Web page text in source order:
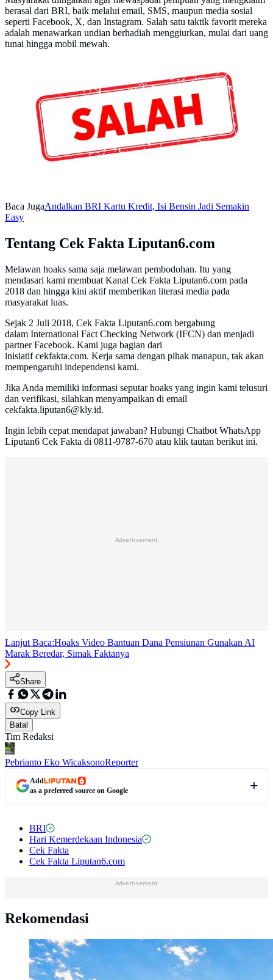
berasal dari BRI, baik melalui email, SMS, maupun media sosial
seperti Facebook, X, dan Instagram. Salah satu taktik favorit mereka
adalah menawarkan undian berhadiah menggiurkan, mulai dari uang
tunai hingga mobil mewah.
Baca JugaAndalkan BRI Kartu Kredit, Isi Bensin Jadi Semakin
Easy
Tentang Cek Fakta Liputan6.com
Melawan hoaks sama saja melawan pembodohan. Itu yang
mendasari kami membuat Kanal Cek Fakta Liputan6.com pada
2018 dan hingga kini aktif memberikan literasi media pada
masyarakat luas.
Sejak 2 Juli 2018, Cek Fakta Liputan6.com bergabung
dalam International Fact Checking Network (IFCN) dan menjadi
partner Facebook. Kami juga bagian dari
inisiatif cekfakta.com. Kerja sama dengan pihak manapun, tak akan
mempengaruhi independensi kami.
Jika Anda memiliki informasi seputar hoaks yang ingin kami telusuri
dan verifikasi, silahkan menyampaikan di email
cekfakta.liputan6@kly.id.
Ingin lebih cepat mendapat jawaban? Hubungi Chatbot WhatsApp
Liputan6 Cek Fakta di 0811-9787-670 atau klik tautan berikut ini.
Advertisement
Lanjut Baca:Hoaks Video Bantuan Dana Pensiunan Gunakan AI
Marak Beredar, Simak Faktanya
Share
Copy Link
Batal
Tim Redaksi
Pebrianto Eko WicaksonoReporter
Add
as a preferred source on Google
BRI
Hari Kemerdekaan Indonesia
Cek Fakta
Cek Fakta Liputan6.com
Advertisement
Rekomendasi